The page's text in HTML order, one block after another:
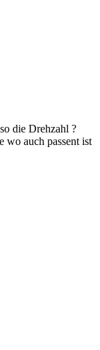
die Drehzahl ?
wo auch passent ist